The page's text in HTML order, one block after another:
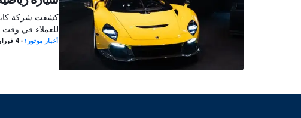
للعملاء في وقت
أخبار موتور١ - 4 فبراير/شباط